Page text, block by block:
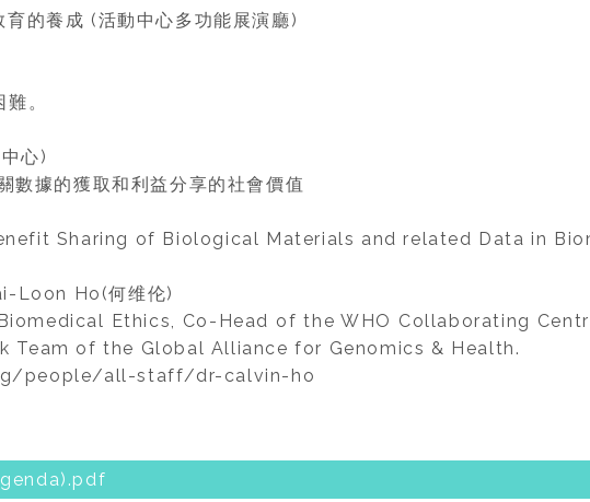
的養成 (活動中心多功能展演廳)
。
心)
數據的獲取和利益分享的社會價值
Sharing of Biological Materials and related Data in
Loon Ho(何维伦)
Ethics, Co-Head of the WHO Collaborating
Team of the Global Alliance for Genomics & Health.
people/all-staff/dr-calvin-ho